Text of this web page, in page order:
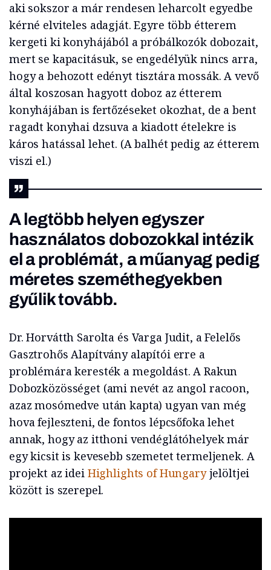
aki sokszor a már rendesen leharcolt egyedbe
kérné elviteles adagját. Egyre több étterem
kergeti ki konyhájából a próbálkozók dobozait,
mert se kapacitásuk, se engedélyük nincs arra,
hogy a behozott edényt tisztára mossák. A vevő
által koszosan hagyott doboz az étterem
konyhájában is fertőzéseket okozhat, de a bent
ragadt konyhai dzsuva a kiadott ételekre is
káros hatással lehet. (A balhét pedig az étterem
viszi el.)
A legtöbb helyen egyszer
használatos dobozokkal intézik
el a problémát, a műanyag pedig
méretes szeméthegyekben
gyűlik tovább.
Dr. Horvátth Sarolta és Varga Judit, a Felelős
Gasztrohős Alapítvány alapítói erre a
problémára keresték a megoldást. A Rakun
Dobozközösséget (ami nevét az angol racoon,
azaz mosómedve után kapta) ugyan van még
hova fejleszteni, de fontos lépcsőfoka lehet
annak, hogy az itthoni vendéglátóhelyek már
egy kicsit is kevesebb szemetet termeljenek. A
projekt az idei Highlights of Hungaryjelöltjei
között is szerepel.